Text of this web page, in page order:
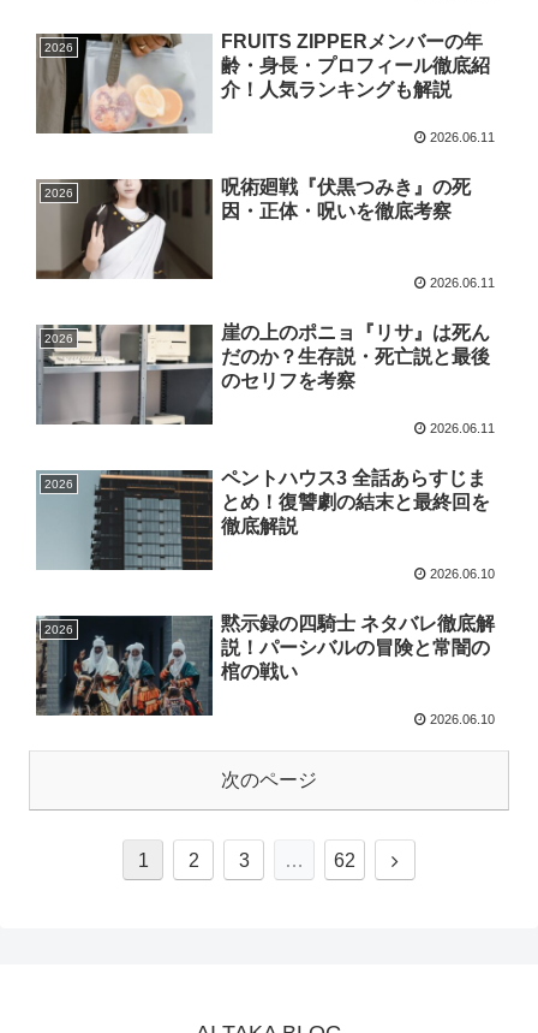
2026
FRUITS ZIPPERメンバーの年
齢・身長・プロフィール徹底紹
介！人気ランキングも解説
2026.06.11
2026
呪術廻戦『伏黒つみき』の死
因・正体・呪いを徹底考察
2026.06.11
2026
崖の上のポニョ『リサ』は死ん
だのか？生存説・死亡説と最後
のセリフを考察
2026.06.11
2026
ペントハウス3 全話あらすじま
とめ！復讐劇の結末と最終回を
徹底解説
2026.06.10
2026
黙示録の四騎士 ネタバレ徹底解
説！パーシバルの冒険と常闇の
棺の戦い
2026.06.10
次のページ
1 2 3 … 62